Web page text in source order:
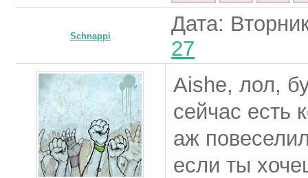
Schnappi
Дата:
27
Aishe, лол,
сейчас есть
аж
если ты